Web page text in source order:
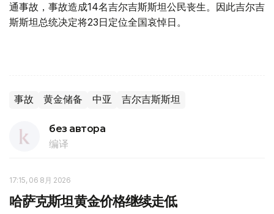
通事故，事故造成14名吉尔吉斯斯坦公民丧生。因此吉尔吉
斯斯坦总统决定将23日定位全国哀悼日。
事故 黄金储备 中亚 吉尔吉斯斯坦
без автора
编译
17:15, 06 8月 2026
哈萨克斯坦黄金价格继续走低